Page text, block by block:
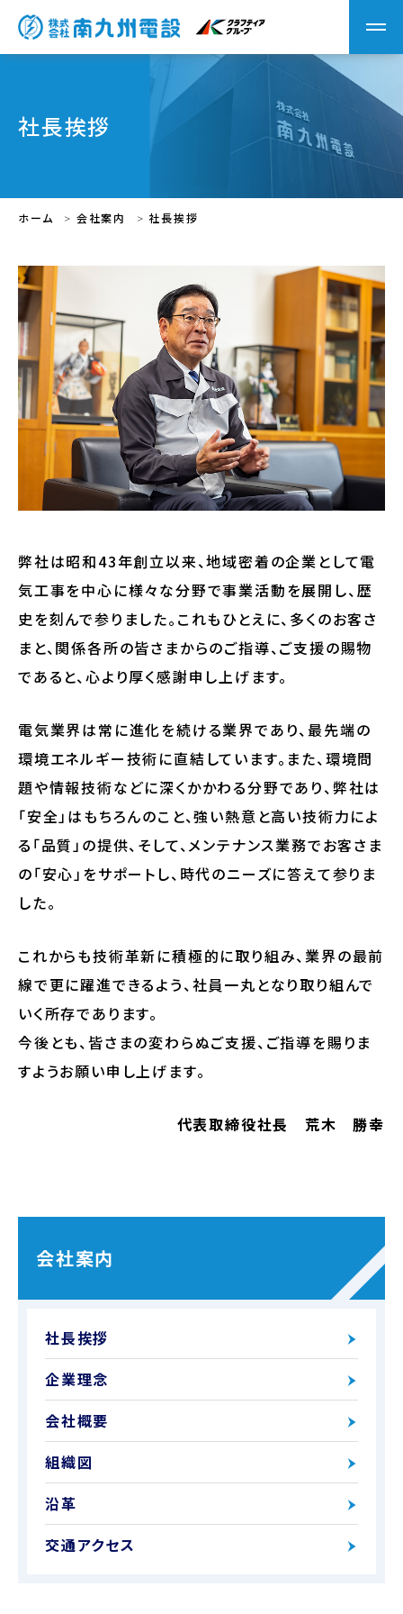
社長挨拶
ホーム 会社案内 社長挨拶
弊社は昭和43年創立以来、地域密着の企業として電
気工事を中心に様々な分野で事業活動を展開し、歴
史を刻んで参りました。これもひとえに、多くのお客さ
まと、関係各所の皆さまからのご指導、ご支援の賜物
であると、心より厚く感謝申し上げます。
電気業界は常に進化を続ける業界であり、最先端の
環境エネルギー技術に直結しています。また、環境問
題や情報技術などに深くかかわる分野であり、弊社は
「安全」はもちろんのこと、強い熱意と高い技術力によ
る「品質」の提供、そして、メンテナンス業務でお客さま
の「安心」をサポートし、時代のニーズに答えて参りま
した。
これからも技術革新に積極的に取り組み、業界の最前
線で更に躍進できるよう、社員一丸となり取り組んで
いく所存であります。
今後とも、皆さまの変わらぬご支援、ご指導を賜りま
すようお願い申し上げます。
代表取締役社長 荒木 勝幸
会社案内
社長挨拶
企業理念
会社概要
組織図
沿革
交通アクセス